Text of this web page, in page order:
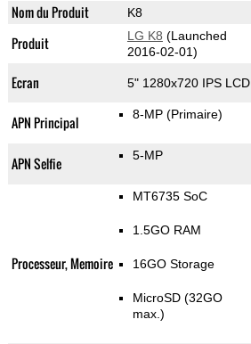
Nom du Produit K8
Produit LG K8 (Launched
2016-02-01)
Ecran 5" 1280x720 IPS LCD
APN Principal 8-MP (Primaire)
APN Selfie 5-MP
Processeur, Memoire
MT6735 SoC
1.5GO RAM
16GO Storage
MicroSD (32GO
max.)